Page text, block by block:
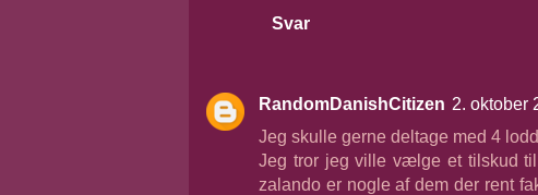
Svar
RandomDanishCitizen 2. oktober
Jeg skulle gerne deltage med 4
Jeg tror jeg ville vælge et tilskud
zalando er nogle af dem der rent